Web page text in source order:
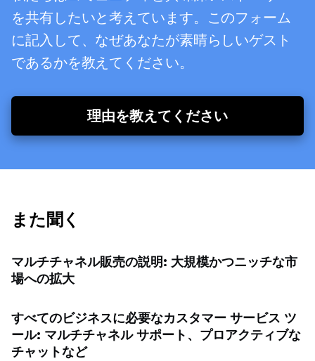
を共有したいと考えています。このフォーム
に記入して、なぜあなたが素晴らしいゲスト
であるかを教えてください。
理由を教えてください
また聞く
マルチチャネル販売の説明: 大規模かつニッチな市
場への拡大
すべてのビジネスに必要なカスタマー サービス ツ
ール: マルチチャネル サポート、プロアクティブな
チャットなど